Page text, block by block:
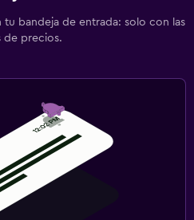
bandeja de entrada: solo con las
de precios.